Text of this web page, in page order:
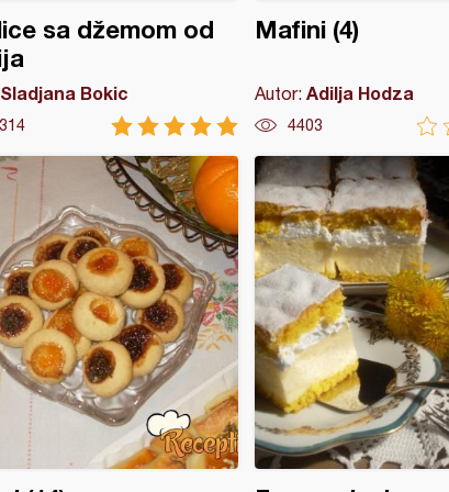
sa džemom od
Sladjana Bokic
Mafini (4)
Autor: Adilja Hodza
4403